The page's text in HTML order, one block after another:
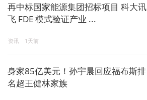
再中标国家能源集团招标项目 科大讯
飞 FDE 模式验证产业 ...
资讯 1天前
身家85亿美元！孙宇晨回应福布斯排
名超王健林家族